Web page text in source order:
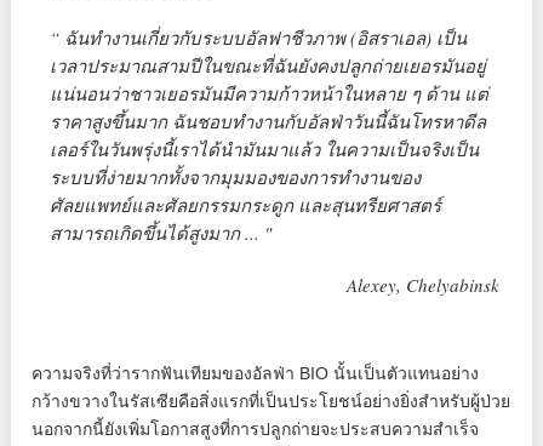
“ ฉันทำงานเกี่ยวกับระบบอัลฟาชีวภาพ (อิสราเอล) เป็น
เวลาประมาณสามปีในขณะที่ฉันยังคงปลูกถ่ายเยอรมันอยู่
แน่นอนว่าชาวเยอรมันมีความก้าวหน้าในหลาย ๆ ด้าน แต่
ราคาสูงขึ้นมาก ฉันชอบทำงานกับอัลฟ่าวันนี้ฉันโทรหาดีล
เลอร์ในวันพรุ่งนี้เราได้นำมันมาแล้ว ในความเป็นจริงเป็น
ระบบที่ง่ายมากทั้งจากมุมมองของการทำงานของ
ศัลยแพทย์และศัลยกรรมกระดูก และสุนทรียศาสตร์
สามารถเกิดขึ้นได้สูงมาก ... "
Alexey, Chelyabinsk
ความจริงที่ว่ารากฟันเทียมของอัลฟ่า BIO นั้นเป็นตัวแทนอย่าง
กว้างขวางในรัสเซียคือสิ่งแรกที่เป็นประโยชน์อย่างยิ่งสำหรับผู้ป่วย
นอกจากนี้ยังเพิ่มโอกาสสูงที่การปลูกถ่ายจะประสบความสำเร็จ